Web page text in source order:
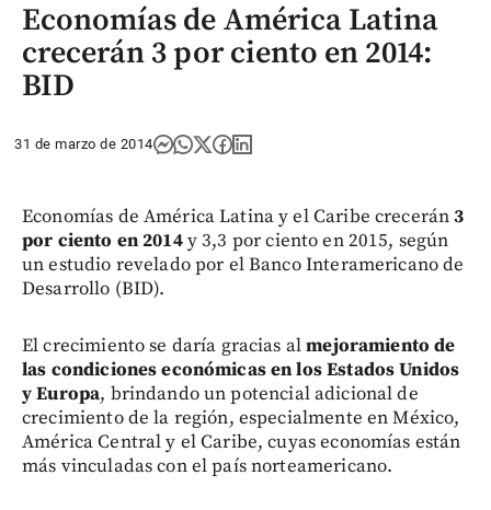
Economías de América Latina
crecerán 3 por ciento en 2014:
BID
31 de marzo de 2014
Economías de América Latina y el Caribe crecerán3
por ciento en 2014y 3,3 por ciento en 2015, según
un estudio revelado por el Banco Interamericano de
Desarrollo (BID).
El crecimiento se daría gracias almejoramiento de
las condiciones económicas en los Estados Unidos
y Europa, brindando un potencial adicional de
crecimiento de la región, especialmente en México,
América Central y el Caribe, cuyas economías están
más vinculadas con el país norteamericano.